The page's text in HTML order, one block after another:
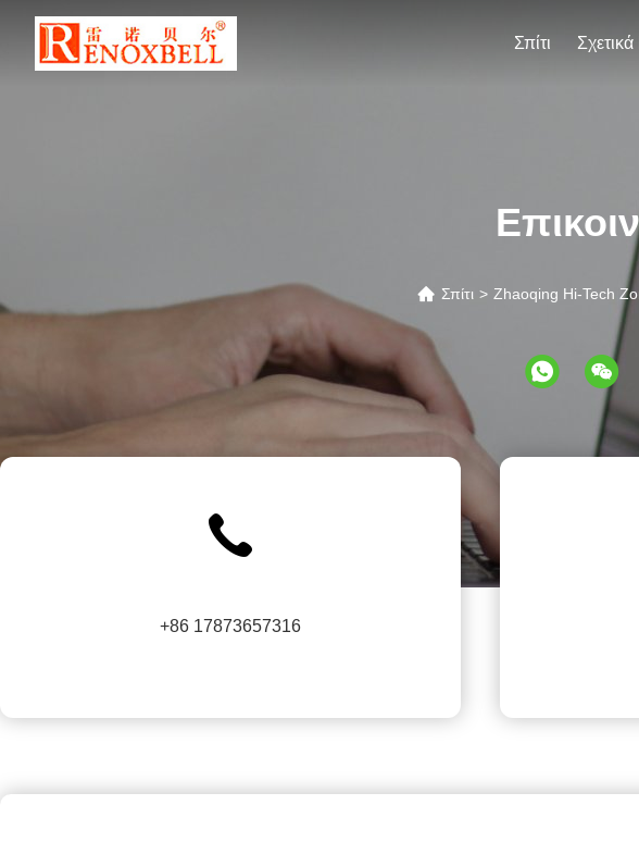
Σπίτι
Σπίτι > Zhaoqing Hi-Tech
+86 17873657316